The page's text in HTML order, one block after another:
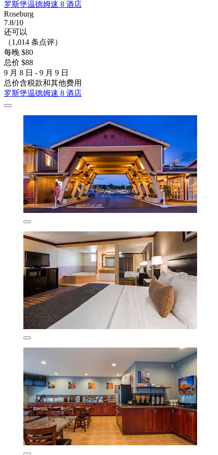
罗斯堡温德姆速 8 酒店
Roseburg
7.8/10
还可以
（1,014 条点评）
每晚 $80
总价 $88
9 月 8 日 - 9 月 9 日
总价含税款和其他费用
罗斯堡温德姆速 8 酒店